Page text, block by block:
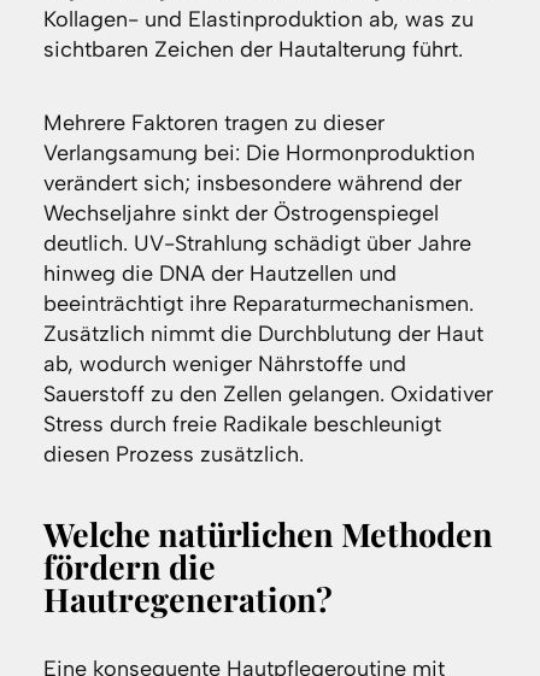
Kollagen- und Elastinproduktion ab, was zu
sichtbaren Zeichen der Hautalterung führt.
Mehrere Faktoren tragen zu dieser
Verlangsamung bei: Die Hormonproduktion
verändert sich; insbesondere während der
Wechseljahre sinkt der Östrogenspiegel
deutlich. UV-Strahlung schädigt über Jahre
hinweg die DNA der Hautzellen und
beeinträchtigt ihre Reparaturmechanismen.
Zusätzlich nimmt die Durchblutung der Haut
ab, wodurch weniger Nährstoffe und
Sauerstoff zu den Zellen gelangen. Oxidativer
Stress durch freie Radikale beschleunigt
diesen Prozess zusätzlich.
Welche natürlichen Methoden
fördern die
Hautregeneration?
Eine konsequente Hautpflegeroutine mit